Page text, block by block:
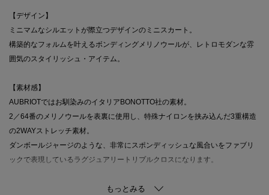
【デザイン】
ミニマムなシルエットが際立つデザインのミニスカート。
構築的なフォルムを叶えるボンディングメリノウールが、レトロモダンな雰
囲気のスタイリッシュ・アイテム。
【素材感】
AUBRIOTではお馴染みのイタリアBONOTTO社の素材。
2／64番のメリノウールを表裏に使用し、特殊ナイロンを挟み込んだ3重構造
の2WAYストレッチ素材。
ダンボールジャージのような、非常にスポンディッシュな風合いをファブリ
ックで表現しているラグジュアリートリプルクロスになります。